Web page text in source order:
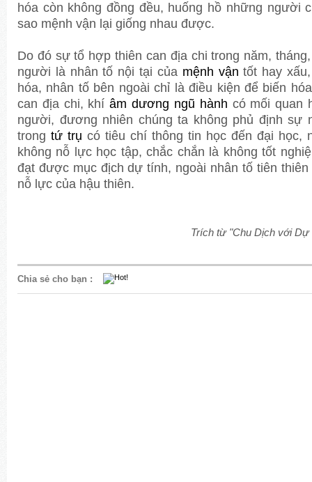
hóa còn không đồng đều, huống hồ những người
sao mệnh vận lại giống nhau được.
Do đó sự tổ hợp thiên can địa chi trong năm,
người là nhân tố nội tại của mệnh vận tốt hay
hóa, nhân tố bên ngoài chỉ là điều kiện để biến
can địa chi, khíâm dương ngũ hành có mối quan
người, đương nhiên chúng ta không phủ định sự
trong tứ trụ có tiêu chí thông tin học đến đại học,
không nỗ lực học tập, chắc chắn là không tốt
đạt được mục địch dự tính, ngoài nhân tố tiên
nỗ lực của hậu thiên.
Trích từ "Chu Dịch với
Chia sẻ cho bạn :